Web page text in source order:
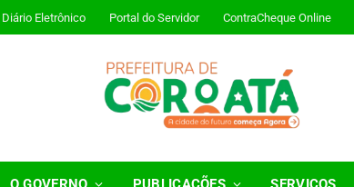
Diário Eletrônico Portal do Servidor ContraCheque Online